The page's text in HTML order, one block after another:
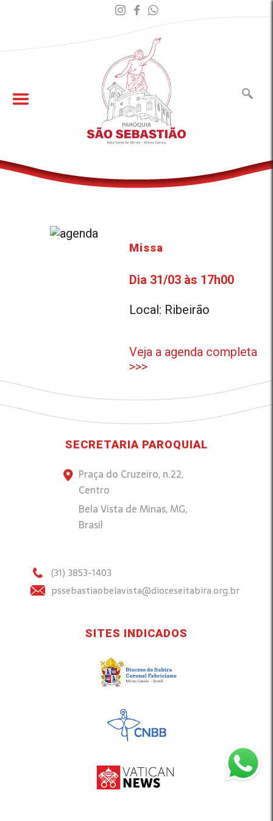
Missa
Dia 31/03 às 17h00
Local: Ribeirão
Veja a agenda completa
>>>
SECRETARIA PAROQUIAL
Praça do Cruzeiro, n.22,
Centro
Bela Vista de Minas, MG,
Brasil
(31) 3853-1403
pssebastiaobelavista@dioceseitabira.org.br
SITES INDICADOS